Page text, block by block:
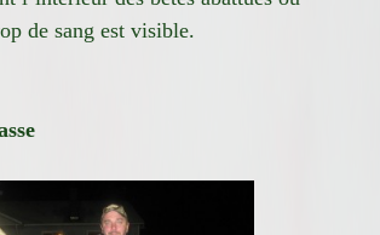
de sang est visible.